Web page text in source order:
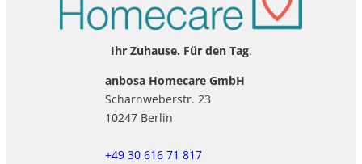
Ihr Zuhause. Für den Tag.
anbosa Homecare GmbH
Scharnweberstr. 23
10247 Berlin
+49 30 616 71 817